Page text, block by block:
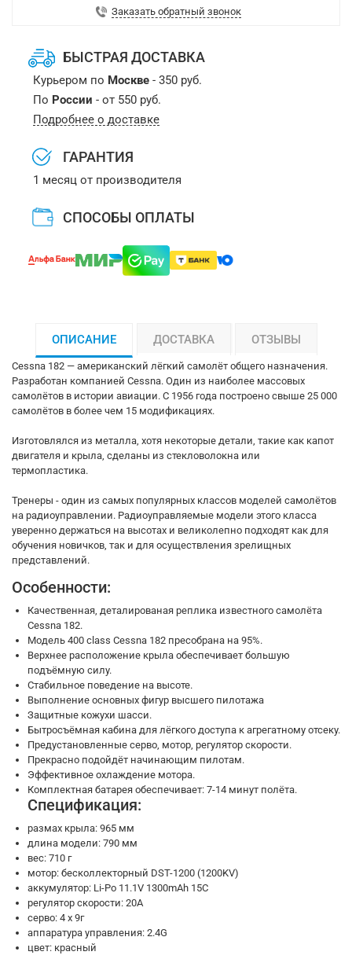
Заказать обратный звонок
БЫСТРАЯ ДОСТАВКА
Курьером по Москве- 350 руб.
По России - от 550 руб.
Подробнее о доставке
ГАРАНТИЯ
1 месяц от производителя
СПОСОБЫ ОПЛАТЫ
ОПИСАНИЕ ДОСТАВКА ОТЗЫВЫ
Cessna 182 — американский лёгкий самолёт общего назначения.
Разработан компанией Cessna. Один из наиболее массовых
самолётов в истории авиации. С 1956 года построено свыше 25 000
самолётов в более чем 15 модификациях.
Изготовлялся из металла, хотя некоторые детали, такие как капот
двигателя и крыла, сделаны из стекловолокна или
термопластика.
Тренеры - один из самых популярных классов моделей самолётов
на радиоуправлении. Радиоуправляемые модели этого класса
уверенно держаться на высотах и великолепно подходят как для
обучения новичков, так и для осуществления зрелищных
представлений.
Особенности:
Качественная, деталированая реплика известного самолёта
Cessna 182.
Модель 400 class Cessna 182 пресобрана на 95%.
Верхнее расположение крыла обеспечивает большую
подъёмную силу.
Стабильное поведение на высоте.
Выполнение основных фигур высшего пилотажа
Защитные кожухи шасси.
Бытросъёмная кабина для лёгкого доступа к агрегатному отсеку.
Предустановленные серво, мотор, регулятор скорости.
Прекрасно подойдёт начинающим пилотам.
Эффективное охлаждение мотора.
Комплектная батарея обеспечивает: 7-14 минут полёта.
Спецификация:
размах крыла: 965 мм
длина модели: 790 мм
вес: 710 г
мотор: бесколлекторный DST-1200 (1200KV)
аккумулятор: Li-Po 11.1V 1300mAh 15C
регулятор скорости: 20A
серво: 4 х 9г
аппаратура управления: 2.4G
цвет: красный